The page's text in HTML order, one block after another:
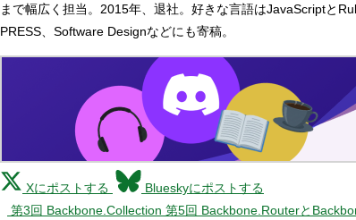
まで幅広く担当。2015年、退社。好きな言語はJavaScriptと
PRESS、Software Designなどにも寄稿。
Xにポストする
Blueskyにポストする
第3回 Backbone.Collection 第5回 Backbone.Routerと